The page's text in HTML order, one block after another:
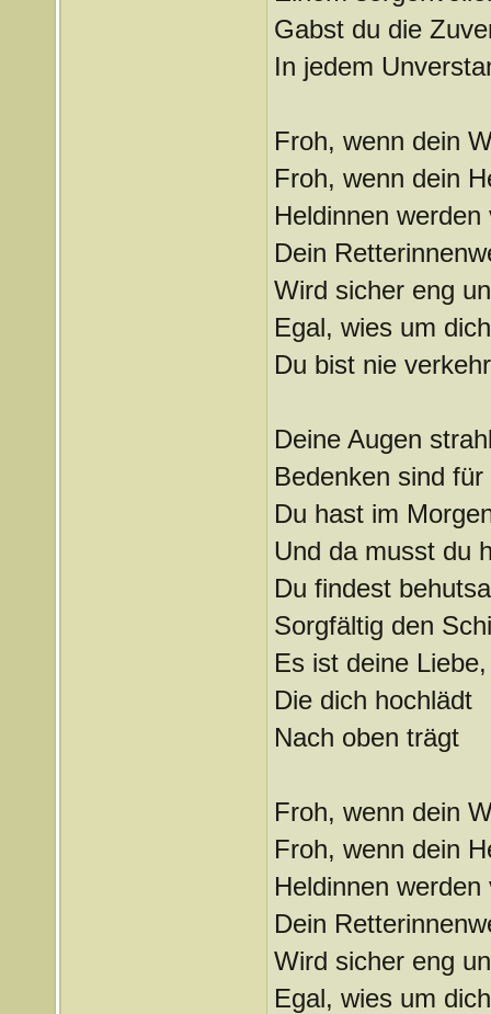
Gabst du die
In jedem
Froh, wenn dein
Froh, wenn dein
Heldinnen
Dein
Wird sicher eng
Egal, wies um
Du bist nie
Deine Augen
Bedenken sind
Du hast im
Und da musst du
Du findest
Sorgfältig den
Es ist deine
Die dich hochlädt
Nach oben trägt
Froh, wenn dein
Froh, wenn dein
Heldinnen
Dein
Wird sicher eng
Egal, wies um